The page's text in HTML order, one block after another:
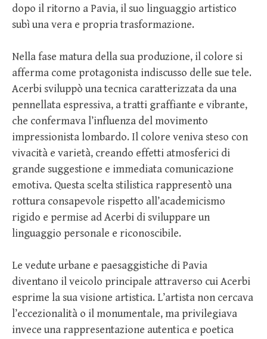
dopo il ritorno a Pavia, il suo linguaggio artistico
subì una vera e propria trasformazione.
Nella fase matura della sua produzione, il colore si
afferma come protagonista indiscusso delle sue tele.
Acerbi sviluppò una tecnica caratterizzata da una
pennellata espressiva, a tratti graffiante e vibrante,
che confermava l’influenza del movimento
impressionista lombardo. Il colore veniva steso con
vivacità e varietà, creando effetti atmosferici di
grande suggestione e immediata comunicazione
emotiva. Questa scelta stilistica rappresentò una
rottura consapevole rispetto all’academicismo
rigido e permise ad Acerbi di sviluppare un
linguaggio personale e riconoscibile.
Le vedute urbane e paesaggistiche di Pavia
diventano il veicolo principale attraverso cui Acerbi
esprime la sua visione artistica. L’artista non cercava
l’eccezionalità o il monumentale, ma privilegiava
invece una rappresentazione autentica e poetica